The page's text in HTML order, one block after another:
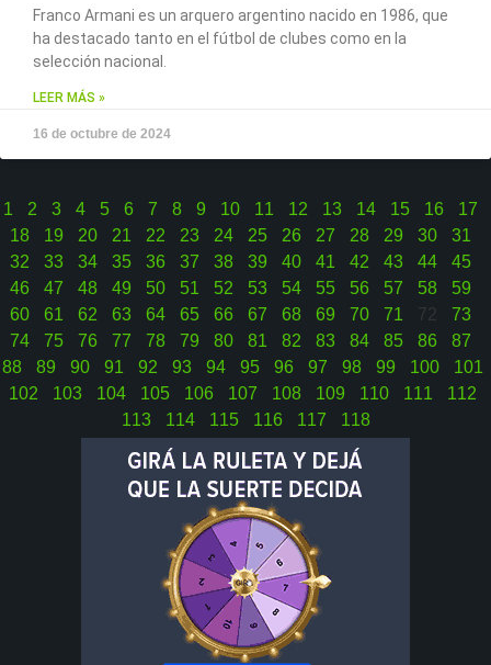
Franco Armani es un arquero argentino nacido en 1986, que
ha destacado tanto en el fútbol de clubes como en la
selección nacional.
LEER MÁS »
16 de octubre de 2024
1 2 3 4 5 6 7 8 9 10 11 12 13 14 15 16
17
18
19 20 21 22 23 24 25 26 27 28 29 30
31
32
33 34 35 36 37 38 39 40 41 42 43 44
45
46
47 48 49 50 51 52 53 54 55 56 57 58
59
60
61 62 63 64 65 66 67 68 69 70 71 72
73
74
75 76 77 78 79 80 81 82 83 84 85 86
87
88
89 90 91 92 93 94 95 96 97 98 99 100
101
102
103 104 105 106 107 108 109 110 111
112
113
114 115 116 117 118